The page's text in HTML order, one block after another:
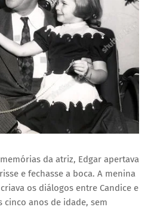
da atriz, Edgar apertava
e fechasse a boca. A menina
os diálogos entre Candice e
cinco anos de idade, sem